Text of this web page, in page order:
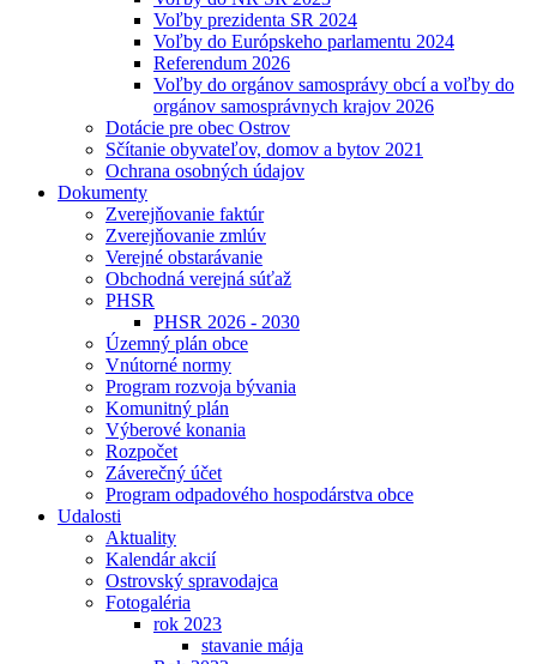
Voľby prezidenta SR 2024
Voľby do Európskeho parlamentu 2024
Referendum 2026
Voľby do orgánov samosprávy obcí a voľby do
orgánov samosprávnych krajov 2026
Dotácie pre obec Ostrov
Sčítanie obyvateľov, domov a bytov 2021
Ochrana osobných údajov
Dokumenty
Zverejňovanie faktúr
Zverejňovanie zmlúv
Verejné obstarávanie
Obchodná verejná súťaž
PHSR
PHSR 2026 - 2030
Územný plán obce
Vnútorné normy
Program rozvoja bývania
Komunitný plán
Výberové konania
Rozpočet
Záverečný účet
Program odpadového hospodárstva obce
Udalosti
Aktuality
Kalendár akcií
Ostrovský spravodajca
Fotogaléria
rok 2023
stavanie mája